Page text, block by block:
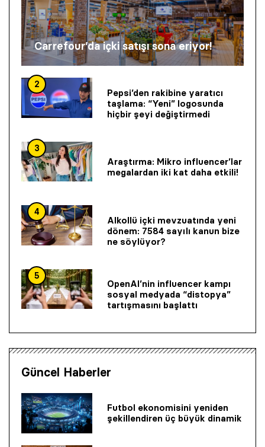
Carrefour’da içki satışı sona eriyor!
2
Pepsi’den rakibine yaratıcı
taşlama: “Yeni” logosunda
hiçbir şeyi değiştirmedi
3
Araştırma: Mikro influencer’lar
megalardan iki kat daha etkili!
4
Alkollü içki mevzuatında yeni
dönem: 7584 sayılı kanun bize
ne söylüyor?
5
OpenAI’nin influencer kampı
sosyal medyada “distopya”
tartışmasını başlattı
Güncel Haberler
Futbol ekonomisini yeniden
şekillendiren üç büyük dinamik